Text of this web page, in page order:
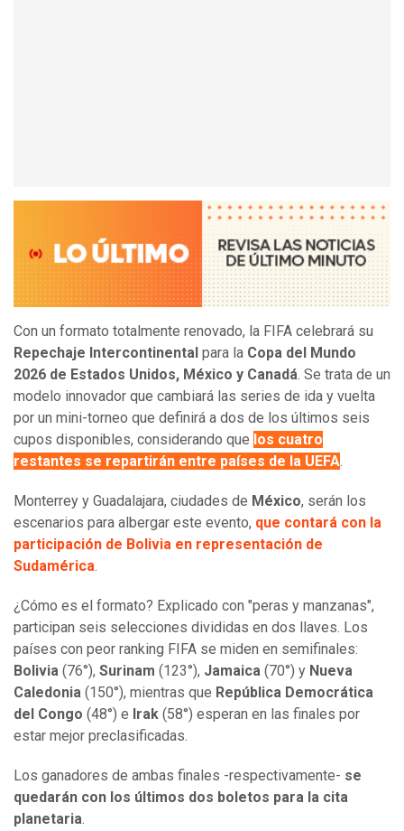
Con un formato totalmente renovado, la FIFA celebrará su
Repechaje Intercontinental para la Copa del Mundo
2026 de Estados Unidos, México y Canadá. Se trata de un
modelo innovador que cambiará las series de ida y vuelta
por un mini-torneo que definirá a dos de los últimos seis
cupos disponibles, considerando que los cuatro
restantes se repartirán entre países de la UEFA.
Monterrey y Guadalajara, ciudades de México, serán los
escenarios para albergar este evento, que contará con la
participación de Bolivia en representación de
Sudamérica.
¿Cómo es el formato? Explicado con "peras y manzanas",
participan seis selecciones divididas en dos llaves. Los
países con peor ranking FIFA se miden en semifinales:
Bolivia (76°), Surinam (123°), Jamaica (70°) y Nueva
Caledonia (150°), mientras que República Democrática
del Congo (48°) e Irak (58°) esperan en las finales por
estar mejor preclasificadas.
Los ganadores de ambas finales -respectivamente- se
quedarán con los últimos dos boletos para la cita
planetaria.